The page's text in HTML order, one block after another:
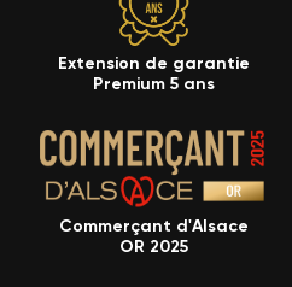
Extension de garantie
Premium 5 ans
Commerçant d'Alsace
OR 2025